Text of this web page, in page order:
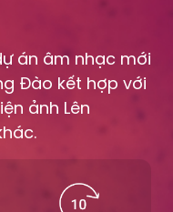
án âm nhạc mới
Đào kết hợp với
ảnh Lên